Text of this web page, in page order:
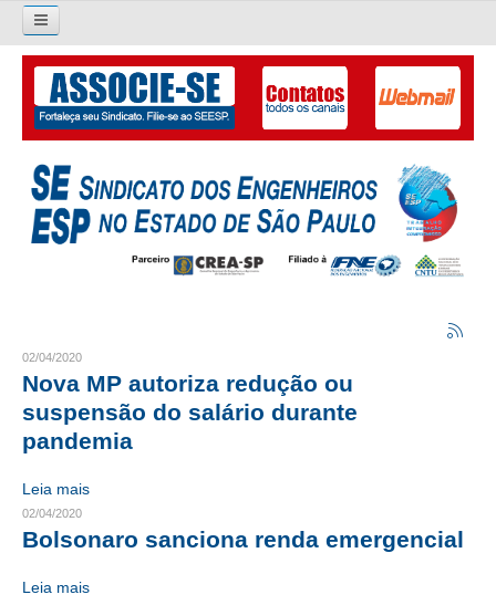
Pesquisar...
O SINDICATO
APRESENTAÇÃO
PALAVRA DO PRESIDENTE
LIVRO GESTÃO 2026-2029
GALERIA EX-PRESIDENTES
ORGANOGRAMA
CRESCE BRASIL
CONSELHO TECNOLÓGICO
02/04/2020
Nova MP autoriza redução ou
suspensão do salário durante
pandemia
Leia mais
02/04/2020
Bolsonaro sanciona renda emergencial
Leia mais